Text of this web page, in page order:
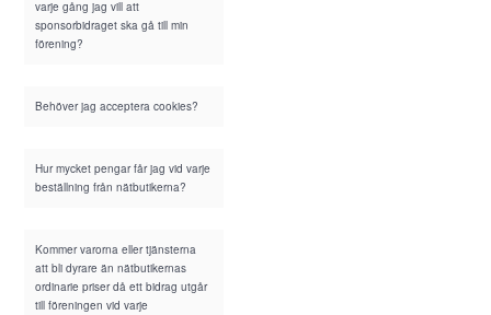
varje gång jag vill att
sponsorbidraget ska gå till min
förening?
Behöver jag acceptera cookies?
Hur mycket pengar får jag vid varje
beställning från nätbutikerna?
Kommer varorna eller tjänsterna
att bli dyrare än nätbutikernas
ordinarie priser då ett bidrag utgår
till föreningen vid varje